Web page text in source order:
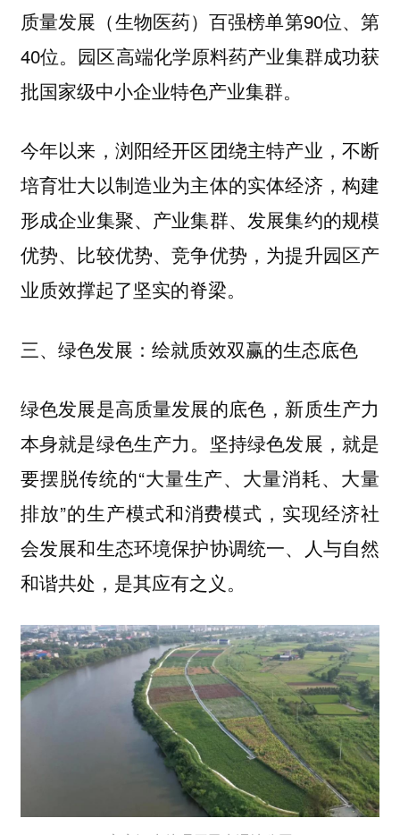
质量发展（生物医药）百强榜单第90位、第
40位。园区高端化学原料药产业集群成功获
批国家级中小企业特色产业集群。
今年以来，浏阳经开区团绕主特产业，不断
培育壮大以制造业为主体的实体经济，构建
形成企业集聚、产业集群、发展集约的规模
优势、比较优势、竞争优势，为提升园区产
业质效撑起了坚实的脊梁。
三、绿色发展：绘就质效双赢的生态底色
绿色发展是高质量发展的底色，新质生产力
本身就是绿色生产力。坚持绿色发展，就是
要摆脱传统的“大量生产、大量消耗、大量
排放”的生产模式和消费模式，实现经济社
会发展和生态环境保护协调统一、人与自然
和谐共处，是其应有之义。